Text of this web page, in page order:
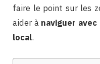
faire le point sur les
aider à naviguer
local.